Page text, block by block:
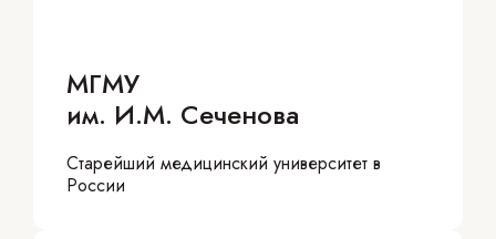
МГМУ
им. И.М. Сеченова
Старейший медицинский университет в
России